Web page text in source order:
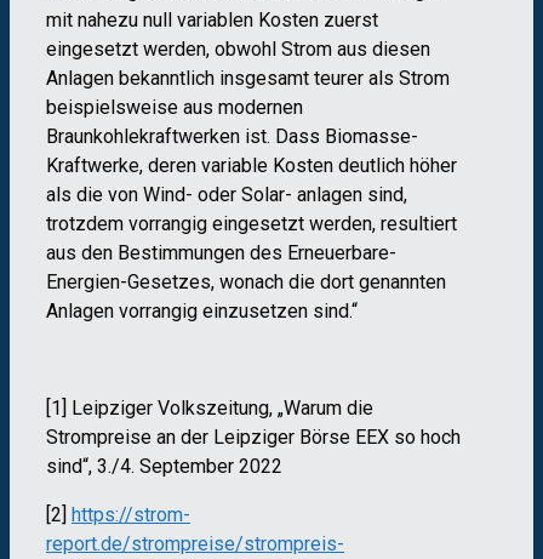
mit nahezu null variablen Kosten zuerst
eingesetzt werden, obwohl Strom aus diesen
Anlagen bekanntlich insgesamt teurer als Strom
beispielsweise aus modernen
Braunkohlekraftwerken ist. Dass Biomasse-
Kraftwerke, deren variable Kosten deutlich höher
als die von Wind- oder Solar- anlagen sind,
trotzdem vorrangig eingesetzt werden, resultiert
aus den Bestimmungen des Erneuerbare-
Energien-Gesetzes, wonach die dort genannten
Anlagen vorrangig einzusetzen sind.“
[1] Leipziger Volkszeitung, „Warum die
Strompreise an der Leipziger Börse EEX so hoch
sind“, 3./4. September 2022
[2] https://strom-
report.de/strompreise/strompreis-